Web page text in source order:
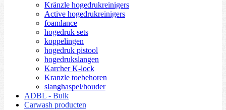
Kränzle hogedrukreinigers
Active hogedrukreinigers
foamlance
hogedruk sets
koppelingen
hogedruk pistool
hogedrukslangen
Karcher K-lock
Kranzle toebehoren
slanghaspel/houder
ADBL - Bulk
Carwash producten